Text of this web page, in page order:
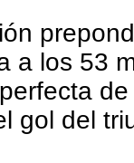
a los 53
gol del